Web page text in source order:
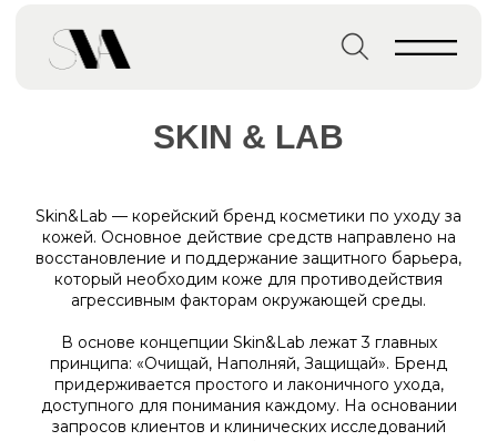
Главная страница SKIN & LAB
SKIN & LAB
Skin&Lab — корейский бренд косметики по уходу за
кожей. Основное действие средств направлено на
восстановление и поддержание защитного барьера,
который необходим коже для противодействия
агрессивным факторам окружающей среды.
В основе концепции Skin&Lab лежат 3 главных
принципа: «Очищай, Наполняй, Защищай». Бренд
придерживается простого и лаконичного ухода,
доступного для понимания каждому. На основании
запросов клиентов и клинических исследований